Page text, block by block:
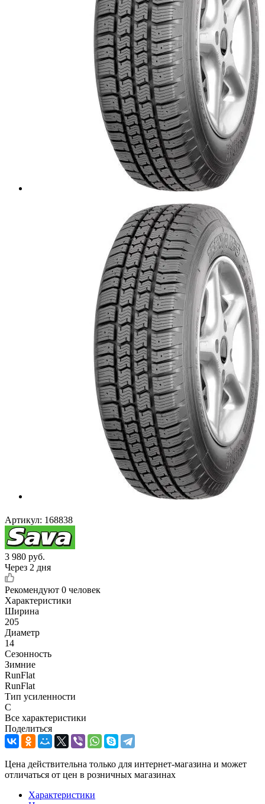
Артикул: 168838
3 980 руб.
Через 2 дня
Рекомендуют 0 человек
Характеристики
Ширина
205
Диаметр
14
Сезонность
Зимние
RunFlat
RunFlat
Тип усиленности
C
Все характеристики
Поделиться
Цена действительна только для интернет-магазина и может
отличаться от цен в розничных магазинах
Характеристики